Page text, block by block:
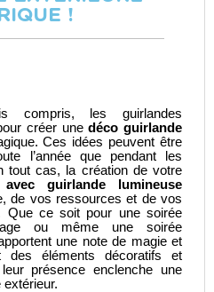
!
compris, les guirlandes
créer unedéco guirlande
Ces idées peuvent être
l’année que pendant les
tout cas, la création de votre
avec guirlande lumineuse
de vos ressources et de vos
Que ce soit pour une soirée
ou même une soirée
une note de magie et
des éléments décoratifs et
présence enclenche une
extérieur.